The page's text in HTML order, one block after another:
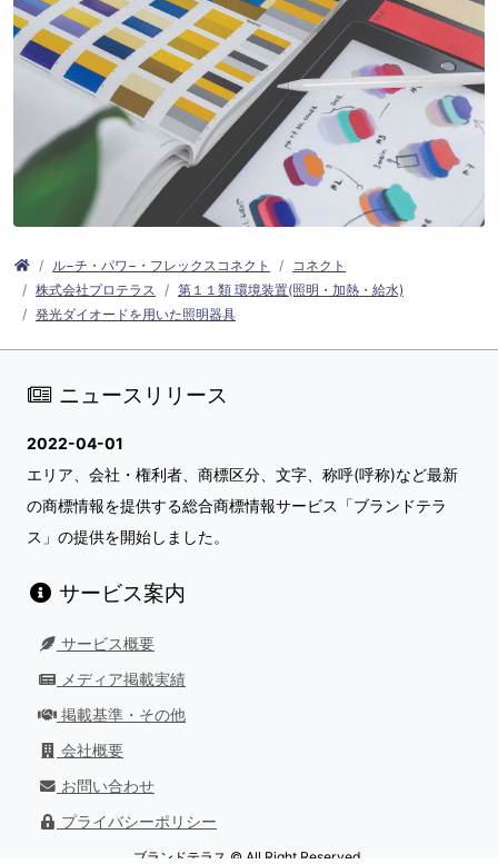
ル−チ・パワ−・フレックスコネクト
コネクト
株式会社プロテラス
第１１類 環境装置(照明・加熱・給水)
発光ダイオードを用いた照明器具
ニュースリリース
2022-04-01
エリア、会社・権利者、商標区分、文字、称呼(呼称)など最新
の商標情報を提供する総合商標情報サービス「ブランドテラ
ス」の提供を開始しました。
サービス案内
サービス概要
メディア掲載実績
掲載基準・その他
会社概要
お問い合わせ
プライバシーポリシー
ブランドテラス © All Right Reserved.